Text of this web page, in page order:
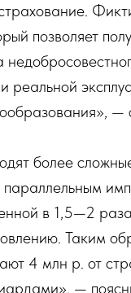
позволяет
более
в 1,5—2
Таким
4 млн р. от
—